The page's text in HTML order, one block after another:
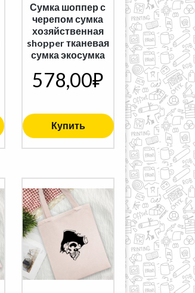
Сумка шоппер с
черепом сумка
хозяйственная
shopper тканевая
сумка экосумка
578,00₽
Купить